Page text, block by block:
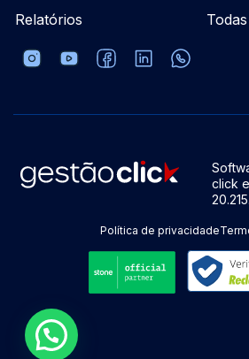
Relatórios
click
Política de privacidade